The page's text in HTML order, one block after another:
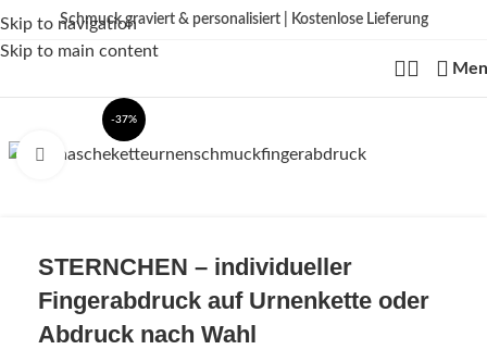
Skip to navigation
Skip to main content
Kein billiger Edelstahl als Standard – wir fertigen aus echtem 925 Sterling
Silber, mit hochwertiger 18K Vergoldung oder aus Echtgold.
Schmuck graviert & personalisiert | Kostenlose Lieferung
-37%
Click to enlarge
STERNCHEN – individueller
Fingerabdruck auf Urnenkette oder
Abdruck nach Wahl